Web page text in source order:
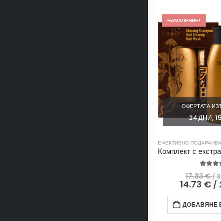
НАМАЛЕНИЕ!
ОФЕРТАТА
24ДНИ 15
ЕФЕКТИВНО
17.33€/
14.73 € /
ДОБАВЯНЕ